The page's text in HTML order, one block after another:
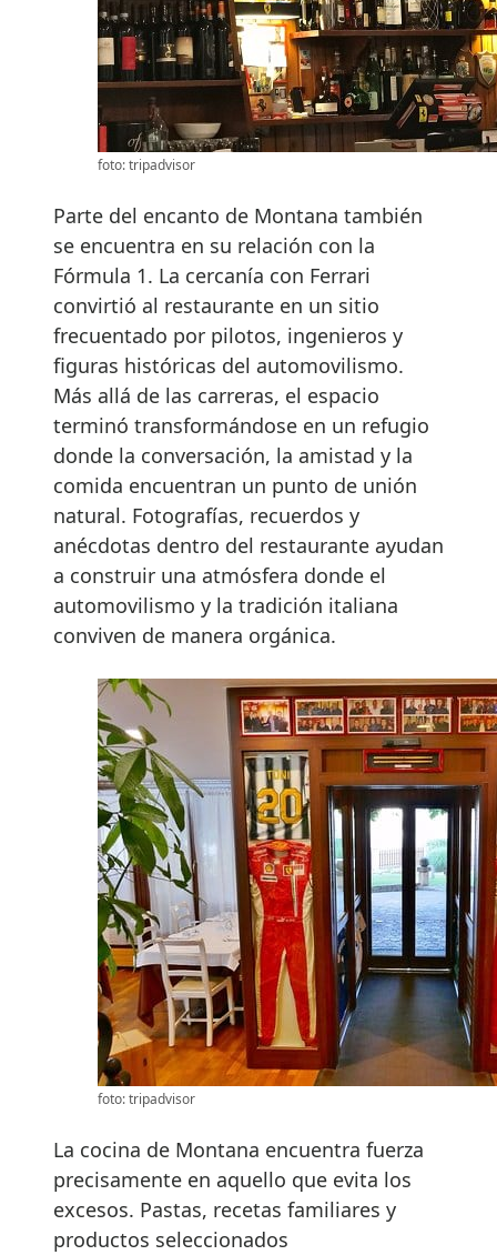
foto: tripadvisor
Parte del encanto de Montana también
se encuentra en su relación con la
Fórmula 1. La cercanía con Ferrari
convirtió al restaurante en un sitio
frecuentado por pilotos, ingenieros y
figuras históricas del automovilismo.
Más allá de las carreras, el espacio
terminó transformándose en un refugio
donde la conversación, la amistad y la
comida encuentran un punto de unión
natural. Fotografías, recuerdos y
anécdotas dentro del restaurante ayudan
a construir una atmósfera donde el
automovilismo y la tradición italiana
conviven de manera orgánica.
foto: tripadvisor
La cocina de Montana encuentra fuerza
precisamente en aquello que evita los
excesos. Pastas, recetas familiares y
productos seleccionados